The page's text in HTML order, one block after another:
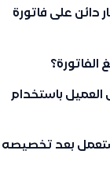
على فاتورة
العميل باستخدام
بعد تخصيصه